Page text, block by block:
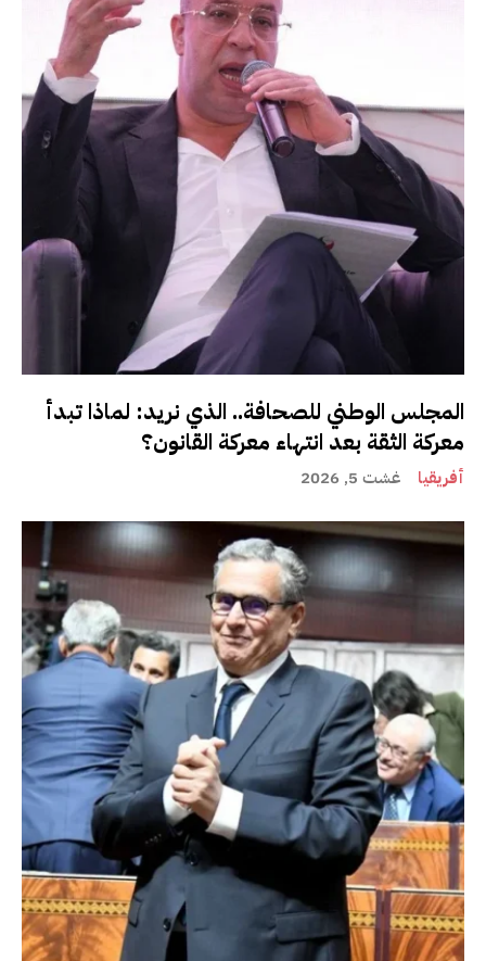
المجلس الوطني للصحافة.. الذي نريد: لماذا تبدأ
معركة الثقة بعد انتهاء معركة القانون؟
أفريقيا غشت 5, 2026